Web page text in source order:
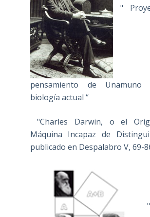
"
pensamiento de
biología actual “
"Charles Darwin, o el
Máquina Incapaz de
publicado en Despalabro V, 69-